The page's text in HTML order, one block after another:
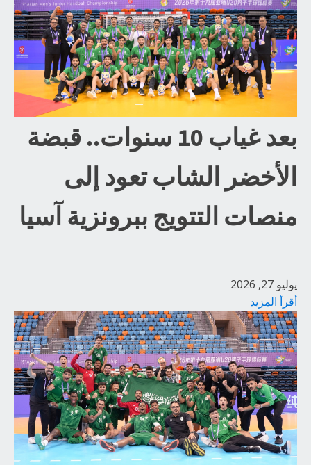
بعد غياب 10 سنوات.. قبضة
الأخضر الشاب تعود إلى
منصات التتويج ببرونزية آسيا
يوليو 27, 2026
أقرأ المزيد